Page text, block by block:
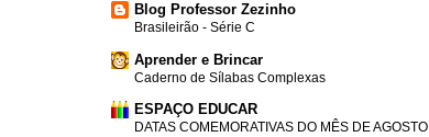
Blog Professor Zezinho
Brasileirão - Série C
Aprender e Brincar
Caderno de Sílabas Complexas
ESPAÇO EDUCAR
DATAS COMEMORATIVAS DO MÊS DE AGOSTO